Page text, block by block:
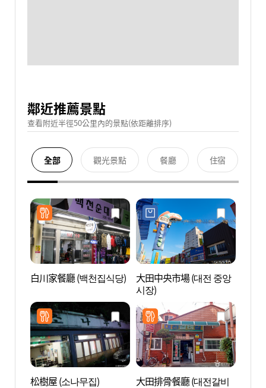
鄰近推薦景點
查看附近半徑50公里內的景點(依距離排序)
全部 觀光景點 餐廳 住宿
白川家餐廳 (백천집식당)
大田中央市場 (대전 중앙
시장)
松樹屋 (소나무집)
大田排骨餐廳 (대전갈비